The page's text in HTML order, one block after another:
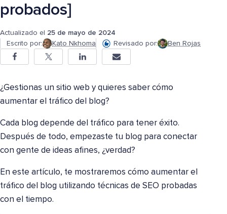
probados]
Actualizado el 25 de mayo de 2024
Escrito por:
Kato Nkhoma Revisado por: Ben Rojas
¿Gestionas un sitio web y quieres saber cómo
aumentar el tráfico del blog?
Cada blog depende del tráfico para tener éxito.
Después de todo, empezaste tu blog para conectar
con gente de ideas afines, ¿verdad?
En este artículo, te mostraremos cómo aumentar el
tráfico del blog utilizando técnicas de SEO probadas
con el tiempo.